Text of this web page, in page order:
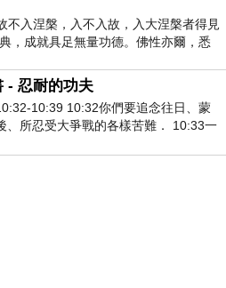
不入涅槃，入不入故，入大涅槃者得見
，成就具足無量功德。佛性亦爾，悉
- 忍耐的功夫
10:39 10:32你們要追念往日、蒙
、所忍受大爭戰的各樣苦難． 10:33一
遭患難、成了戲景、叫眾人